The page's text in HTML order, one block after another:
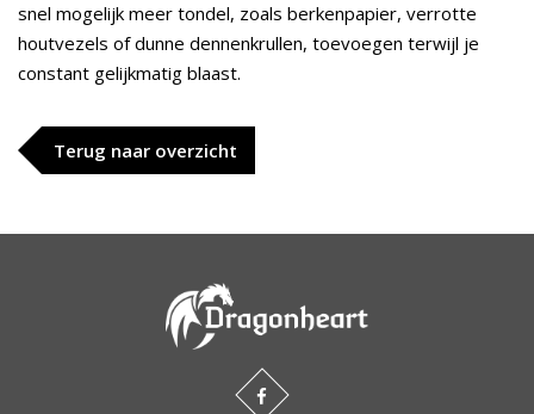
snel mogelijk meer tondel, zoals berkenpapier, verrotte
houtvezels of dunne dennenkrullen, toevoegen terwijl je
constant gelijkmatig blaast.
Terug naar overzicht